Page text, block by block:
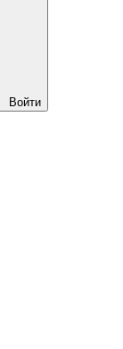
Войти